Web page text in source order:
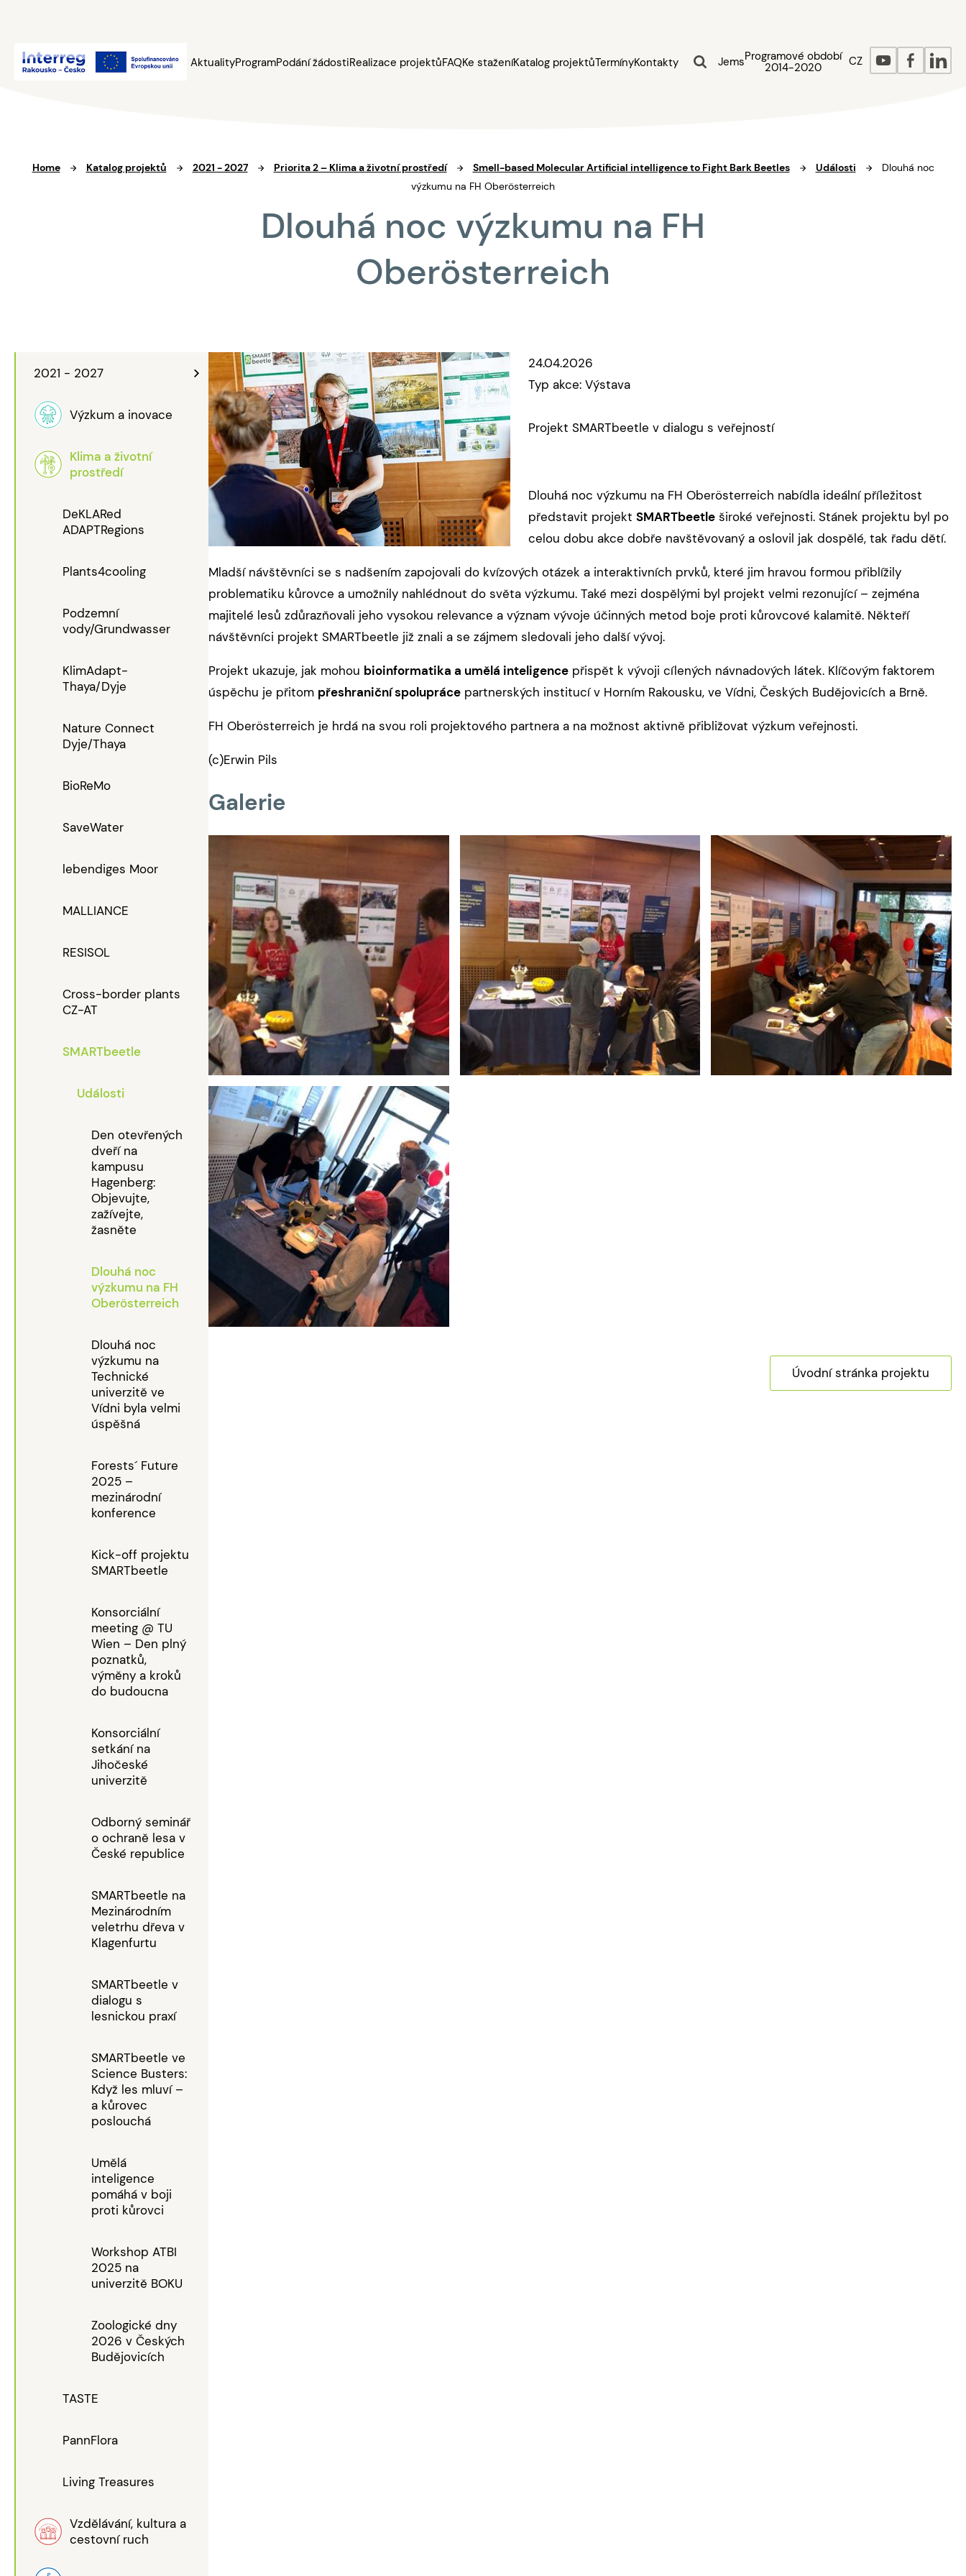
AktualityProgramPodání žádostiRealizace projektůFAQKe staženíKatalog projektůTermínyKontakty JemsProgramové období
2014-2020
CZ
Home Katalog projektů 2021 - 2027 Priorita 2 – Klima a životní prostředí Smell-based Molecular Artificial intelligence to Fight Bark Beetles Události
Dlouhá noc
výzkumu na FH Oberösterreich
Dlouhá noc výzkumu na FH
Oberösterreich
2021 - 2027
Výzkum a inovace
Klima a životní
prostředí
DeKLARed
ADAPTRegions
Plants4cooling
Podzemní
vody/Grundwasser
KlimAdapt-
Thaya/Dyje
Nature Connect
Dyje/Thaya
BioReMo
SaveWater
lebendiges Moor
MALLIANCE
RESISOL
Cross-border plants
CZ-AT
SMARTbeetle
Události
Den otevřených
dveří na
kampusu
Hagenberg:
Objevujte,
zažívejte,
žasněte
Dlouhá noc
výzkumu na FH
Oberösterreich
Dlouhá noc
výzkumu na
Technické
univerzitě ve
Vídni byla velmi
úspěšná
Forests´ Future
2025 –
mezinárodní
konference
Kick-off projektu
SMARTbeetle
Konsorciální
meeting @ TU
Wien – Den plný
poznatků,
výměny a kroků
do budoucna
Konsorciální
setkání na
Jihočeské
univerzitě
Odborný seminář
o ochraně lesa v
České republice
SMARTbeetle na
Mezinárodním
veletrhu dřeva v
Klagenfurtu
SMARTbeetle v
dialogu s
lesnickou praxí
SMARTbeetle ve
Science Busters:
Když les mluví –
a kůrovec
poslouchá
Umělá
inteligence
pomáhá v boji
proti kůrovci
Workshop ATBI
2025 na
univerzitě BOKU
Zoologické dny
2026 v Českých
Budějovicích
TASTE
PannFlora
Living Treasures
Vzdělávání, kultura a
cestovní ruch
24.04.2026
Typ akce: Výstava
Projekt SMARTbeetle v dialogu s veřejností
Dlouhá noc výzkumu na FH Oberösterreich nabídla ideální příležitost
představit projekt SMARTbeetle široké veřejnosti. Stánek projektu byl po
celou dobu akce dobře navštěvovaný a oslovil jak dospělé, tak řadu dětí.
Mladší návštěvníci se s nadšením zapojovali do kvízových otázek a interaktivních prvků, které jim hravou formou přiblížily
problematiku kůrovce a umožnily nahlédnout do světa výzkumu. Také mezi dospělými byl projekt velmi rezonující – zejména
majitelé lesů zdůrazňovali jeho vysokou relevance a význam vývoje účinných metod boje proti kůrovcové kalamitě. Někteří
návštěvníci projekt SMARTbeetle již znali a se zájmem sledovali jeho další vývoj.
Projekt ukazuje, jak mohou bioinformatika a umělá inteligence přispět k vývoji cílených návnadových látek. Klíčovým faktorem
úspěchu je přitom přeshraniční spolupráce partnerských institucí v Horním Rakousku, ve Vídni, Českých Budějovicích a Brně.
FH Oberösterreich je hrdá na svou roli projektového partnera a na možnost aktivně přibližovat výzkum veřejnosti.
(c)Erwin Pils
Galerie
Úvodní stránka projektu